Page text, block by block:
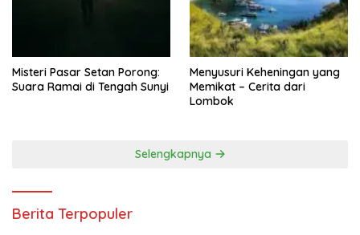
Misteri Pasar Setan Porong:
Suara Ramai di Tengah Sunyi
Menyusuri Keheningan yang
Memikat – Cerita dari
Lombok
Selengkapnya
Berita Terpopuler